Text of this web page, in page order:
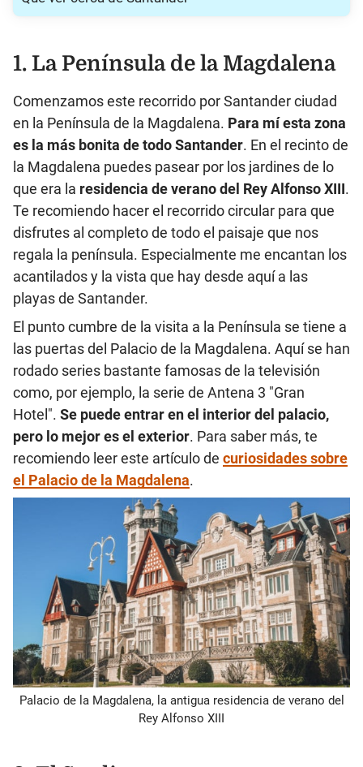
1. La Península de la Magdalena
Comenzamos este recorrido por Santander ciudad
en la Península de la Magdalena. Para mí esta zona
es la más bonita de todo Santander. En el recinto de
la Magdalena puedes pasear por los jardines de lo
que era la residencia de verano del Rey Alfonso XIII.
Te recomiendo hacer el recorrido circular para que
disfrutes al completo de todo el paisaje que nos
regala la península. Especialmente me encantan los
acantilados y la vista que hay desde aquí a las
playas de Santander.
El punto cumbre de la visita a la Península se tiene a
las puertas del Palacio de la Magdalena. Aquí se han
rodado series bastante famosas de la televisión
como, por ejemplo, la serie de Antena 3 "Gran
Hotel". Se puede entrar en el interior del palacio,
pero lo mejor es el exterior. Para saber más, te
recomiendo leer este artículo de curiosidades sobre
el Palacio de la Magdalena.
Palacio de la Magdalena, la antigua residencia de verano del
Rey Alfonso XIII